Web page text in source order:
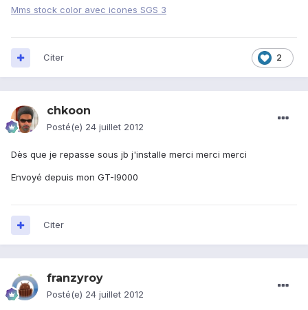
Mms stock color avec icones SGS 3
2
Citer
chkoon
Posté(e) 24 juillet 2012
Dès que je repasse sous jb j'installe merci merci merci
Envoyé depuis mon GT-I9000
Citer
franzyroy
Posté(e) 24 juillet 2012